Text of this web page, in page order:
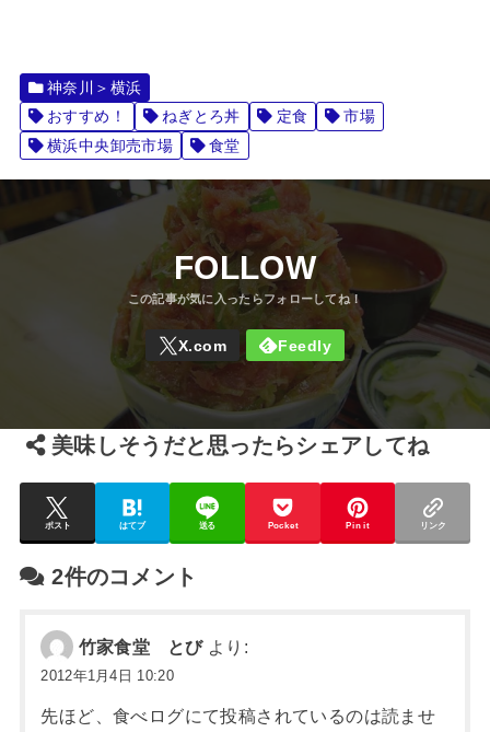
神奈川＞横浜
おすすめ！
ねぎとろ丼 定食
市場
横浜中央卸売市場
食堂
FOLLOW
美味しそうだと思ったらシェアしてね
ポスト はてブ 送る Pocket Pin it リンク
2件のコメント
竹家食堂 とび より:
2012年1月4日 10:20
先ほど、食べログにて投稿されているのは読ませ